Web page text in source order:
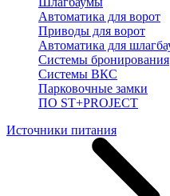
Автоматика для ворот
Приводы для ворот
Автоматика для
Системы бронирования
Системы ВКС
Парковочные замки
ПО ST+PROJECT
Источники питания